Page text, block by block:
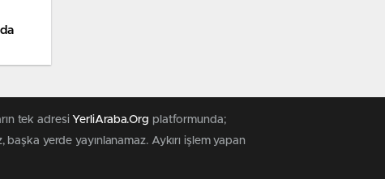
tek adresi YerliAraba.Org platformunda;
yerde yayınlanamaz. Aykırı işlem yapan